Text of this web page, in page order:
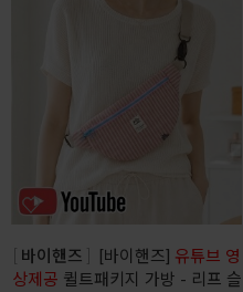
바이핸즈 [바이핸즈] 유튜브 영
상제공 퀼트패키지 가방 - 리프 슬